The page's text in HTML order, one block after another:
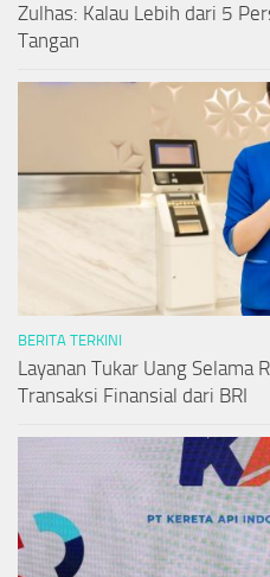
Zulhas: Kalau Lebih dari 5
Tangan
BERITA TERKINI
Layanan Tukar Uang Selama
Transaksi Finansial dari BRI